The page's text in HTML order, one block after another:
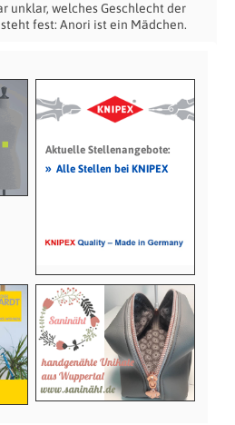
unklar, welches Geschlecht der
fest: Anori ist ein Mädchen.
Aktuelle Stellenangebote:
» Alle Stellen bei KNIPEX